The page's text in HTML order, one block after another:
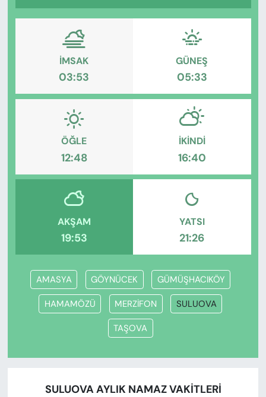
İMSAK
03:53
GÜNEŞ
05:33
ÖĞLE
12:48
İKINDI
16:40
AKŞAM
19:53
YATSI
21:26
AMASYA GÖYNÜCEK GÜMÜŞHACIKÖY
HAMAMÖZÜ MERZİFON SULUOVA
TAŞOVA
SULUOVA AYLIK NAMAZ VAKITLERI
SPOR
KÜLTÜR-SANAT
MAGAZİN
ÖZEL HABER
YAZAR KÖŞESİ
VAN VE DİYARBAKIR HABERLERİ